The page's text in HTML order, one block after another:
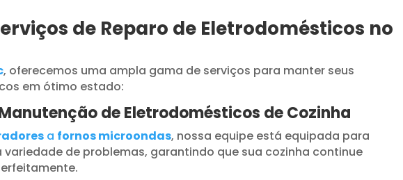
de Reparo de Eletrodomésticos no
, oferecemos uma ampla gama de serviços para manter seus
em ótimo estado:
de Eletrodomésticos de Cozinha
a fornos microondas, nossa equipe está equipada para
variedade de problemas, garantindo que sua cozinha continue